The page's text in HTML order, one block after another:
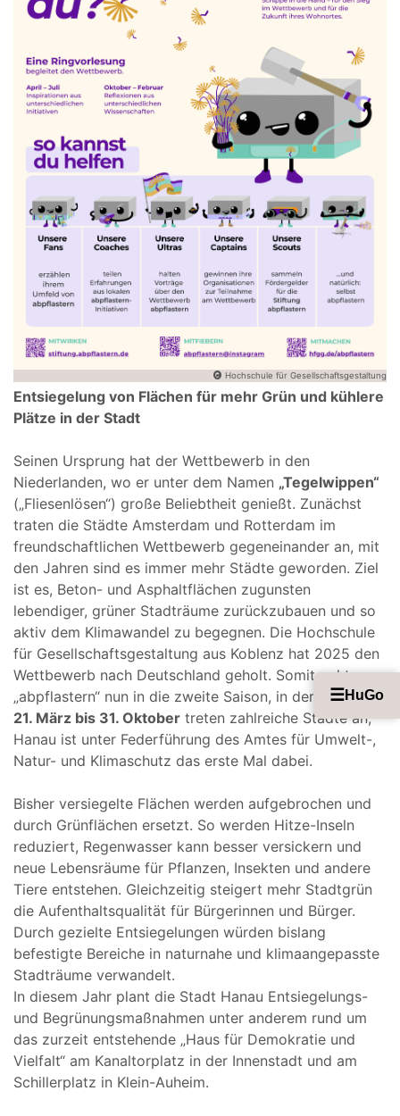
Hochschule für Gesellschaftsgestaltung
Entsiegelung von Flächen für mehr Grün und kühlere
Plätze in der Stadt
Seinen Ursprung hat der Wettbewerb in den
Niederlanden, wo er unter dem Namen „Tegelwippen“
(„Fliesenlösen“) große Beliebtheit genießt. Zunächst
traten die Städte Amsterdam und Rotterdam im
freundschaftlichen Wettbewerb gegeneinander an, mit
den Jahren sind es immer mehr Städte geworden. Ziel
ist es, Beton- und Asphaltflächen zugunsten
lebendiger, grüner Stadträume zurückzubauen und so
aktiv dem Klimawandel zu begegnen. Die Hochschule
für Gesellschaftsgestaltung aus Koblenz hat 2025 den
Wettbewerb nach Deutschland geholt. Somit geht
„abpflastern“ nun in die zweite Saison, in der Zeit vom
21. März bis 31. Oktober treten zahlreiche Städte an,
Hanau ist unter Federführung des Amtes für Umwelt-,
Natur- und Klimaschutz das erste Mal dabei.
Bisher versiegelte Flächen werden aufgebrochen und
durch Grünflächen ersetzt. So werden Hitze-Inseln
reduziert, Regenwasser kann besser versickern und
neue Lebensräume für Pflanzen, Insekten und andere
Tiere entstehen. Gleichzeitig steigert mehr Stadtgrün
die Aufenthaltsqualität für Bürgerinnen und Bürger.
Durch gezielte Entsiegelungen würden bislang
befestigte Bereiche in naturnahe und klimaangepasste
Stadträume verwandelt.
In diesem Jahr plant die Stadt Hanau Entsiegelungs-
und Begrünungsmaßnahmen unter anderem rund um
das zurzeit entstehende „Haus für Demokratie und
Vielfalt“ am Kanaltorplatz in der Innenstadt und am
Schillerplatz in Klein-Auheim.
☰HuGo